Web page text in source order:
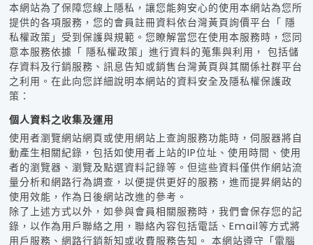
本網站為了保障您線上隱私，讓您能夠安心的使用本網站為您所
提供的各項服務，您的會員註冊資料依台灣黃頁詢價平台「 隱
私權政策」受到保護與規範。您瞭解當您在使用本服務時，您同
意本服務依據「 隱私權政策」進行資料的蒐集與利用， 包括儲
存資料及行銷服務、訊息告知或銷售台灣黃頁與其關係社群平台
之利用。在此向您詳細說明本網站的資料安全及隱私權保護政
策：
個人資料之收集及運用
使用者瀏覽網站網頁或使用網站上查詢服務功能時，伺服器將自
動產生相關紀錄，包括如使用者上站的IP位址、使用時間、使用
者的瀏覽器、瀏覽及點選資料記錄等。但這些資料僅供作網站流
量分析和網路行為調查，以便提供更好的服務，進而提昇網站的
使用效能，作為日後網站改進的參考。
除了上述方式以外，如參與會員相關服務時，我們會保存您的記
錄，以作為用戶聯絡之用，聯絡內容包括電話、Email等方式將
用戶服務、網路行銷新知或收費服務告知。 本網站遵守「電腦